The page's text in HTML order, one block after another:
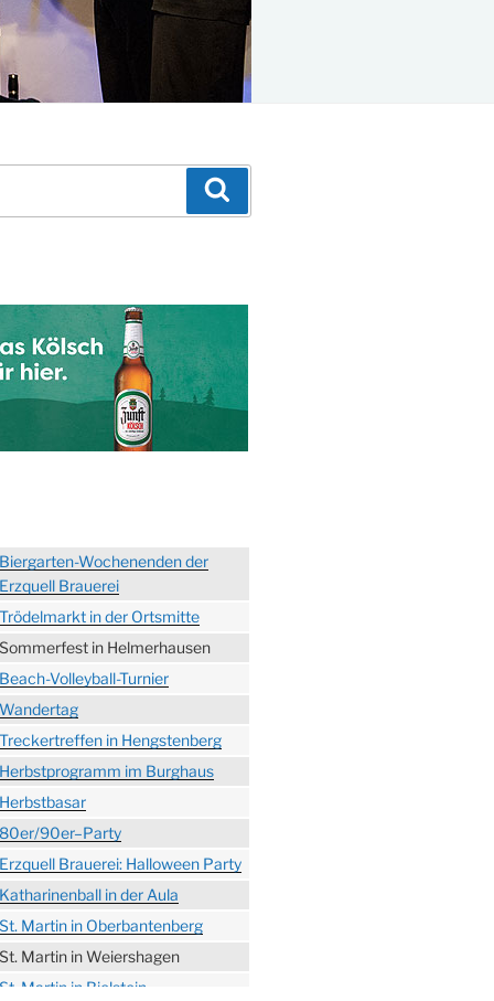
Wochenenden der
Brauerei
in der Ortsmitte
in Helmerhausen
Volleyball-Turnier
in Hengstenberg
im Burghaus
90er–Party
Brauerei: Halloween Party
in der Aula
Martin in Oberbantenberg
Martin in Weiershagen
Martin in Bielstein